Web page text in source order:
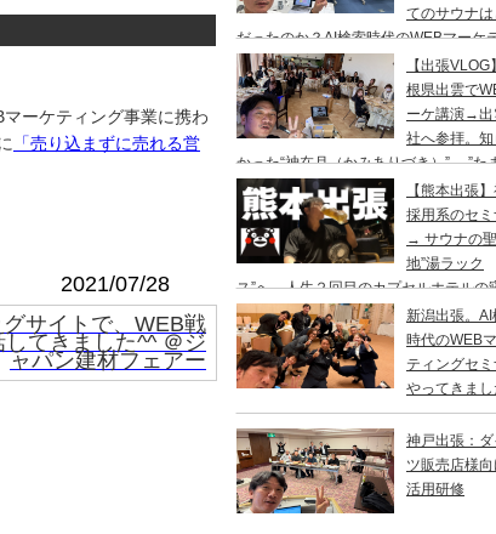
ーケティング事業に携わ
「売り込まずに売れる営
2021/07/28
サイトで、WEB戦
てきました^^ ＠ジ
ャパン建材フェアー
てのサウナは
だったのか？AI検索時代のWEBマーケ
ングのセミナー&YouTube撮影の仕事旅
【出張VLOG
根県出雲で
ーケ講演→出
社へ参拝。知
かった“神在月（かみありづき）”→ ”た
き”で出雲そば、ドーミーイン出雲でサ
【熊本出張
採用系のセミ
→ サウナの聖
地”湯ラック
ス”へ、人生２回目のカプセルホテルの
地はいかに？
新潟出張。AI
時代のWEB
ティングセミ
やってきまし
神戸出張：
ツ販売店様向
活用研修